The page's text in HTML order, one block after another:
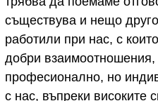
съществува и нещо
работили при нас, с
добри
професионално, но
с нас, въпреки високите